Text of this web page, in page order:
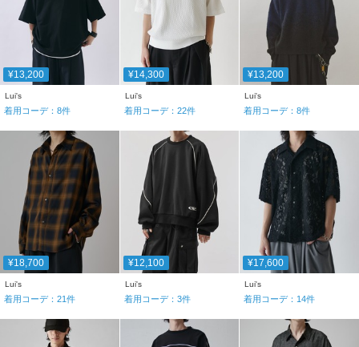
¥13,200
Lui's
着用コーデ： 8件
¥14,300
Lui's
着用コーデ： 22件
¥13,200
Lui's
着用コーデ：8件
¥18,700
Lui's
着用コーデ： 21件
¥12,100
Lui's
着用コーデ： 3件
¥17,600
Lui's
着用コーデ： 14件